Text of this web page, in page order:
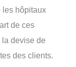
les hôpitaux
de ces
devise de
des clients.